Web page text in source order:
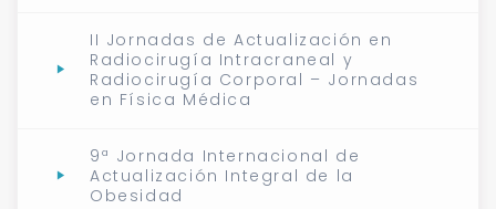
II Jornadas de Actualización en
Radiocirugía Intracraneal y
Radiocirugía Corporal – Jornadas
en Física Médica
9ª Jornada Internacional de
Actualización Integral de la
Obesidad